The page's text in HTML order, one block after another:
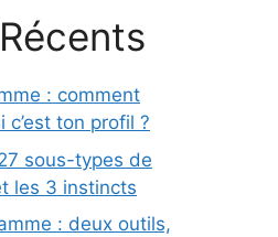
: comment
ton profil ?
sous-types de
les 3 instincts
: deux outils,